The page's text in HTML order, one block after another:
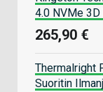
4.0 NVMe 3D
265,90 €
Thermalright
Suoritin